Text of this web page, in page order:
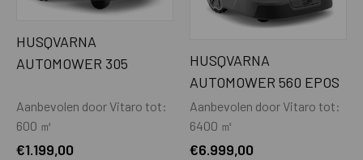
Maaihoogte min-max - mm 30 - 70
Maaihoogte instelling
22
Beschermplaat t.b.v. mesjes Ja
Automatisch dubbele snijrichting
HUSQVARNA
AUTOMOWER 305
Aanbevolen door Vitaro tot:
600 ㎡
€1.199,00
HUSQVARNA
AUTOMOWER 560 EPOS
Aanbevolen door Vitaro tot:
6400 ㎡
€6.999,00